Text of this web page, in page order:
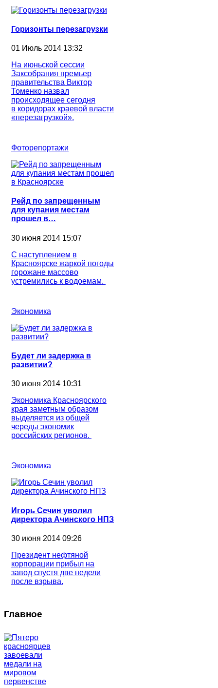
Горизонты перезагрузки
01 Июль 2014 13:32
На июньской сессии
Заксобрания премьер
правительства Виктор
Томенко назвал
происходящее сегодня
в коридорах краевой власти
«перезагрузкой».
Фоторепортажи
Рейд по запрещенным
для купания местам
прошел в…
30 июня 2014 15:07
С наступлением в
Красноярске жаркой погоды
горожане массово
устремились к водоемам.
Экономика
Будет ли задержка в
развитии?
30 июня 2014 10:31
Экономика Красноярского
края заметным образом
выделяется из общей
череды экономик
российских регионов.
Экономика
Игорь Сечин уволил
директора Ачинского НПЗ
30 июня 2014 09:26
Президент нефтяной
корпорации прибыл на
завод спустя две недели
после взрыва.
Главное